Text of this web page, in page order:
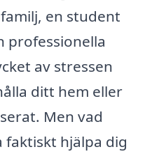
en student
professionella
av stressen
ditt hem eller
Men vad
hjälpa dig